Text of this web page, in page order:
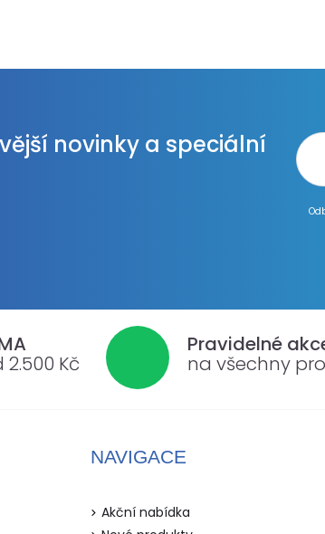
novinky a speciální
Kč
Pravidelné
na všechny
NAVIGACE
Akční nabídka